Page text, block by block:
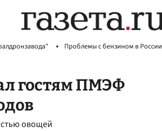
Проблемы с бензином в России
гостям ПМЭФ
овощей